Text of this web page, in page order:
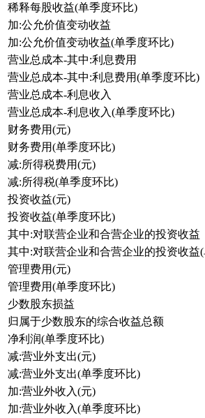
稀释每股收益(单季度环比)
加:公允价值变动收益
加:公允价值变动收益(单季度环比)
营业总成本-其中:利息费用
营业总成本-其中:利息费用(单季度环比)
营业总成本-利息收入
营业总成本-利息收入(单季度环比)
财务费用(元)
财务费用(单季度环比)
减:所得税费用(元)
减:所得税(单季度环比)
投资收益(元)
投资收益(单季度环比)
其中:对联营企业和合营企业的投资收益
其中:对联营企业和合营企业的投资收益
管理费用(元)
管理费用(单季度环比)
少数股东损益
归属于少数股东的综合收益总额
净利润(单季度环比)
减:营业外支出(元)
减:营业外支出(单季度环比)
加:营业外收入(元)
加:营业外收入(单季度环比)